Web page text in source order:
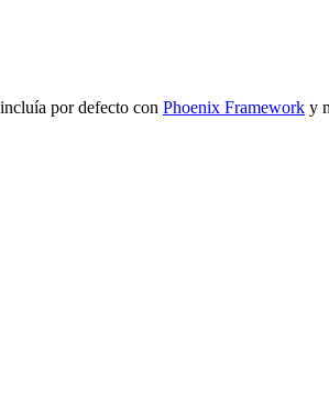
por defecto con Phoenix Framework y